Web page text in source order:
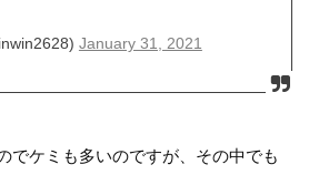
January 31, 2021
でケミも多いのですが、その中でも